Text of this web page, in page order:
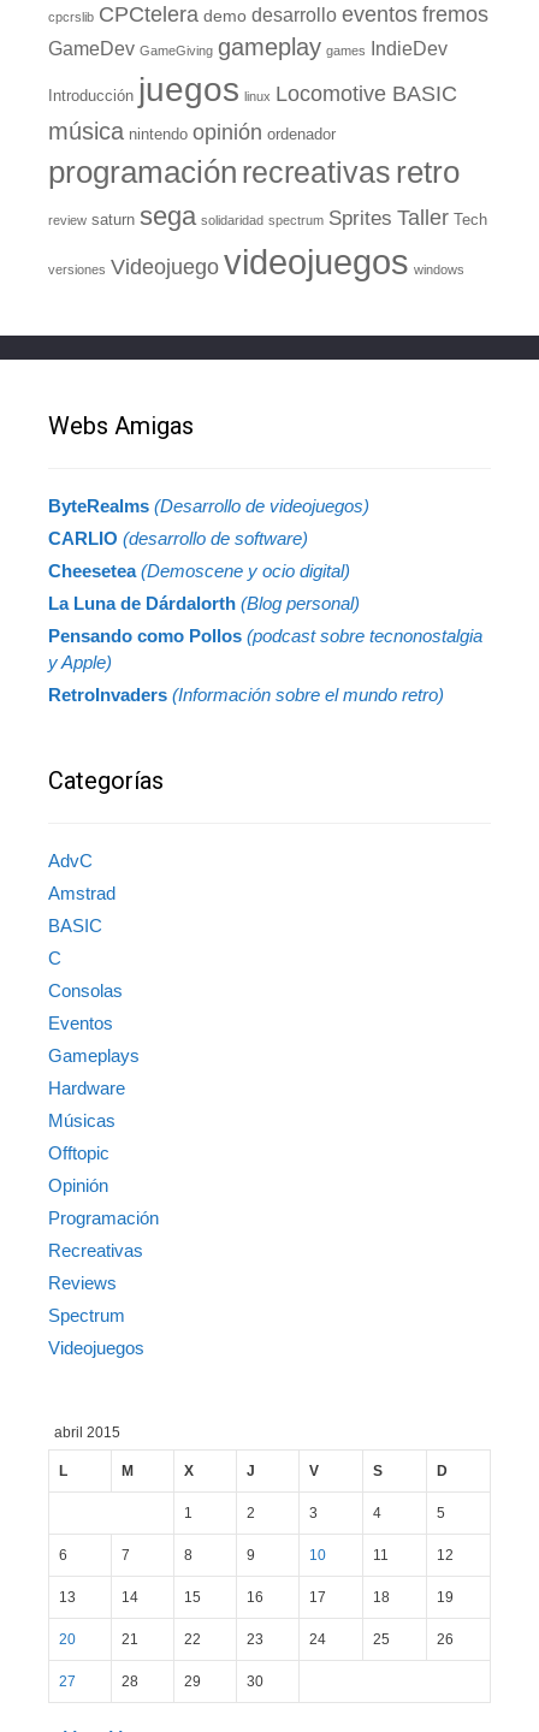
cpcrslib CPCtelera demo desarrollo eventos fremos
GameDev GameGiving gameplay games IndieDev
Introducción juegos linux Locomotive BASIC
música nintendo opinión ordenador
programación recreativas retro
review saturn sega solidaridad spectrum Sprites Taller Tech
versiones Videojuegovideojuegos windows
Webs Amigas
ByteRealms (Desarrollo de videojuegos)
CARLIO (desarrollo de software)
Cheesetea(Demoscene y ocio digital)
La Luna de Dárdalorth (Blog personal)
Pensando como Pollos (podcast sobre tecnonostalgia
y Apple)
RetroInvaders (Información sobre el mundo retro)
Categorías
AdvC
Amstrad
BASIC
C
Consolas
Eventos
Gameplays
Hardware
Músicas
Offtopic
Opinión
Programación
Recreativas
Reviews
Spectrum
Videojuegos
abril 2015
L M X J V S D
1 2 3 4 5
6 7 8 9 10 11 12
13 14 15 16 17 18 19
20 21 22 23 24 25 26
27 28 29 30